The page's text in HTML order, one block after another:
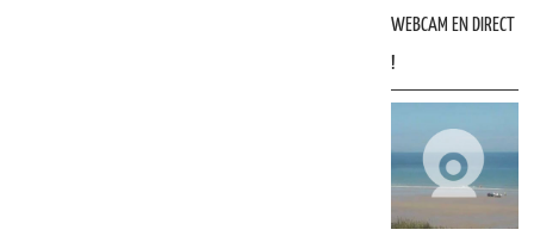
WEBCAM EN DIRECT
!